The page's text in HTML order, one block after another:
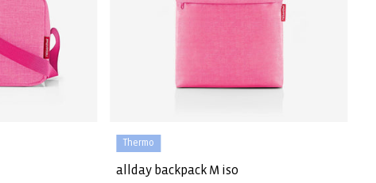
Thermo
allday backpack M iso